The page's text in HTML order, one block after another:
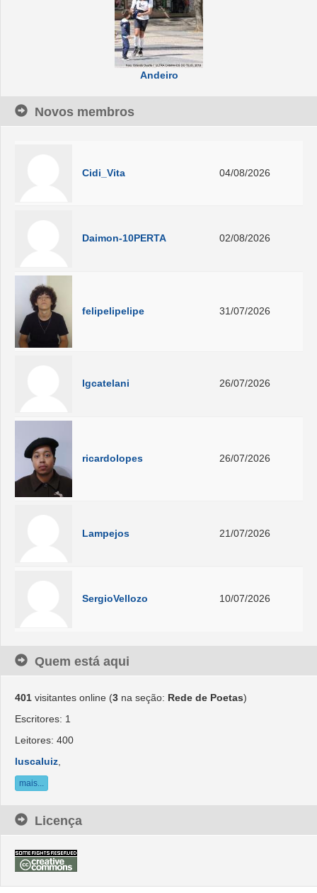
Andeiro
Novos membros
Cidi_Vita 04/08/2026
Daimon-10PERTA 02/08/2026
felipelipelipe 31/07/2026
lgcatelani 26/07/2026
ricardolopes 26/07/2026
Lampejos 21/07/2026
SergioVellozo 10/07/2026
Quem está aqui
401 visitantes online (3 na seção: Rede de Poetas)
Escritores: 1
Leitores: 400
luscaluiz
mais...
Licença